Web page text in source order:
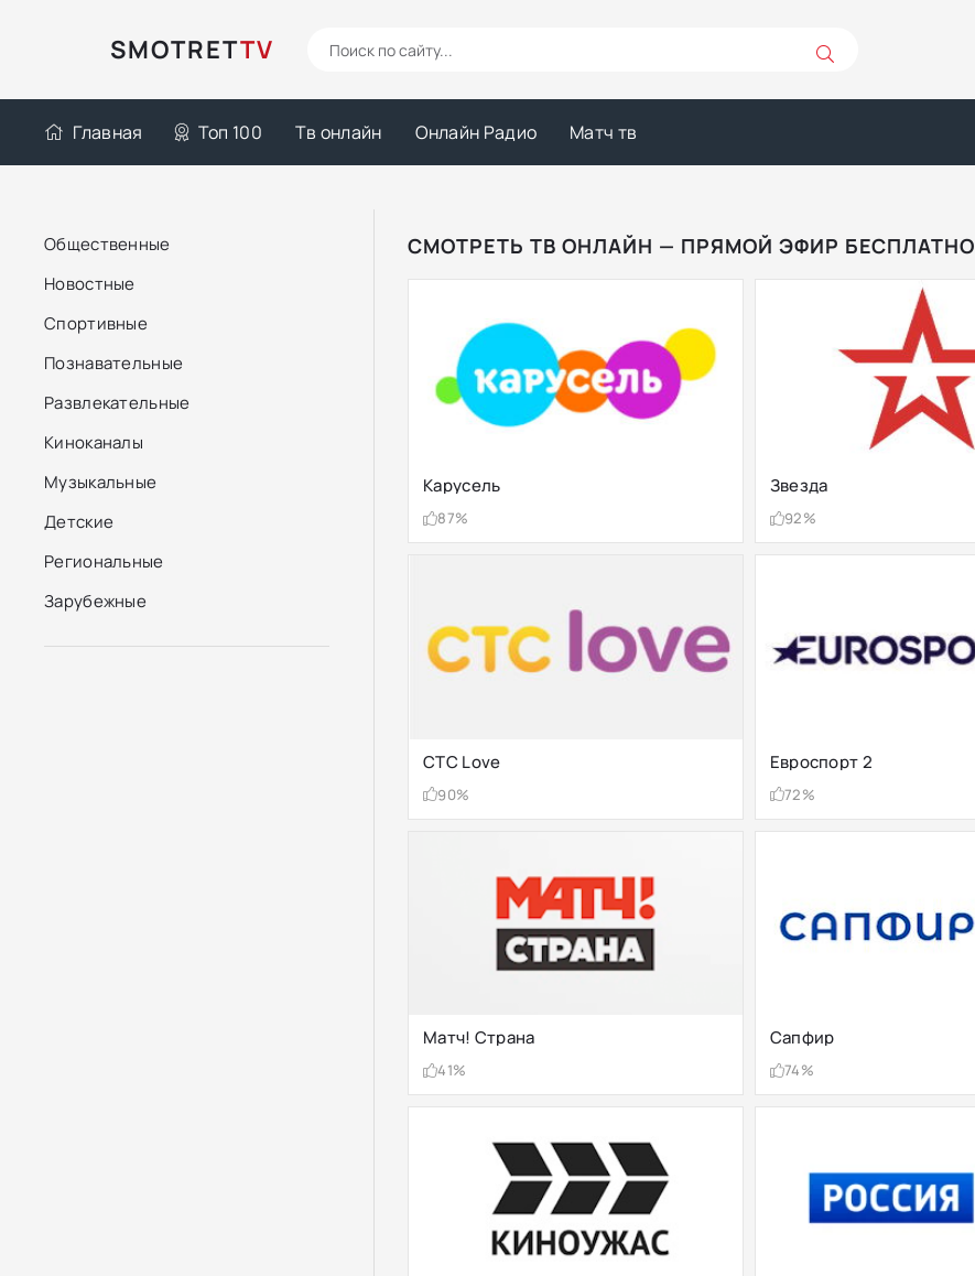
SMOTRETTV
Главная Топ 100 Тв онлайн Онлайн Радио Матч тв
СМОТРЕТЬ ТВ ОНЛАЙН — ПРЯМОЙ ЭФИР БЕСПЛАТНО
Карусель
87%
Звезда
92%
СТС Love
90%
Евроспорт 2
72%
Матч! Страна
41%
Сапфир
74%
Общественные
Новостные
Спортивные
Познавательные
Развлекательные
Киноканалы
Музыкальные
Детские
Региональные
Зарубежные